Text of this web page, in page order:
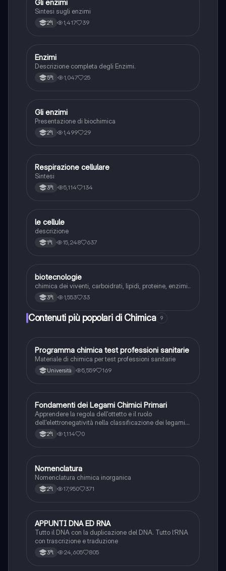
Scienze
Gli enzimi
Sintesi sugli enzimi
2ªl 1,417 39
Scienze
Enzimi
Descrizione completa degli Enzimi.
5ªl 1,047 25
Scienze
Gli enzimi
Presentazione di biochimica
2ªl 1,499 29
Chimica
Respirazione cellulare
Sintesi
3ªl 5,114 134
Chimica
le cellule
descrizione
1ªl 15,248 637
Chimica
biotecnologie
chimica dei viventi, carboidrati, lipidi, proteine, enzimi..
3ªl 1,553 33
Contenuti più popolari di Chimica 9
PChimica
Programma chimica test professioni sanitarie
Materiale di chimica per test professioni sanitarie
Università 5,559 169
FChimica
Fondamenti dei Legami Chimici Primari
Apprendere la regola dell'ottetto e il ruolo
dell'elettronegatività nella classificazione dei legami
chimici forti.
2ªl 1,114 0
Chimica
Nomenclatura
Nomenclatura chimica inorganica
2ªl 17,950 371
Scienze
APPUNTI DNA ED RNA
Tutto il DNA con la duplicazione del DNA. Tutto l’RNA
con trascrizione e traduzione
3ªl 24,605 805